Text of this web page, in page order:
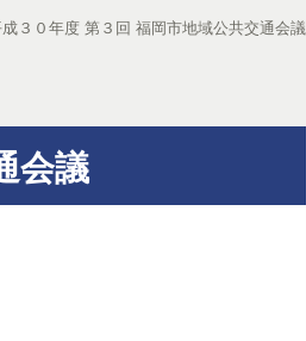
３０年度 第３回 福岡市地域公共交通会議
会議